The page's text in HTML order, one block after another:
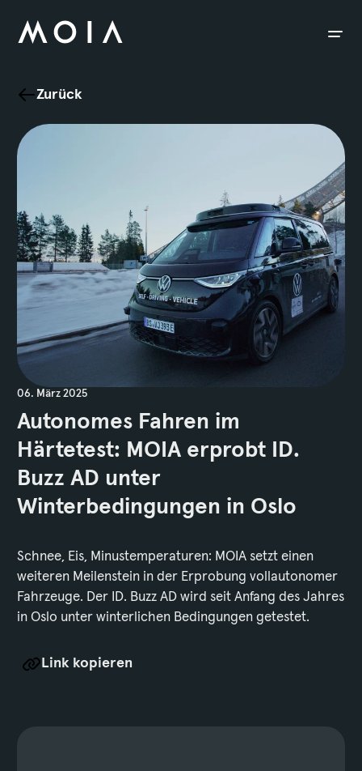
Zurück
06. März 2025
Autonomes Fahren im
Härtetest: MOIA erprobt ID.
Buzz AD unter
Winterbedingungen in Oslo
Schnee, Eis, Minustemperaturen: MOIA setzt einen
weiteren Meilenstein in der Erprobung vollautonomer
Fahrzeuge. Der ID. Buzz AD wird seit Anfang des Jahres
in Oslo unter winterlichen Bedingungen getestet.
Link kopieren